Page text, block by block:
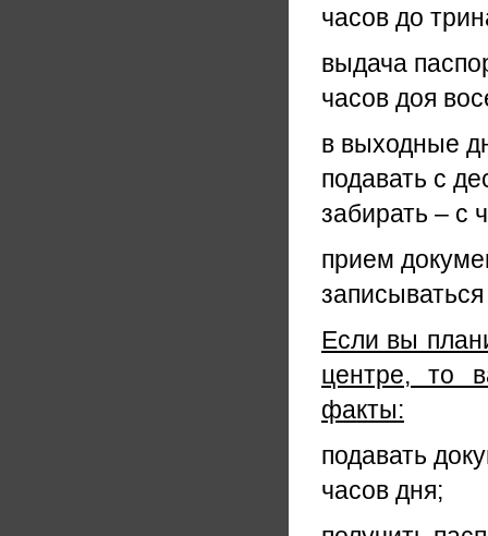
часов до
выдача
часов доя
в выходные
подавать с
забирать – с
прием
Если вы
центре, то
факты:
подавать
часов дня;